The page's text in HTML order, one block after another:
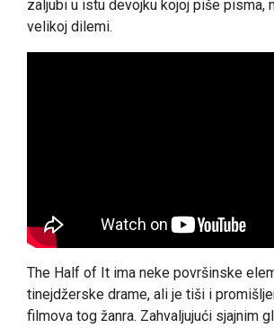
zaljubi u istu devojku kojoj piše pisma,
velikoj dilemi.
The Half of It ima neke površinske
tinejdžerske drame, ali je tiši i
filmova tog žanra. Zahvaljujući sjajnim